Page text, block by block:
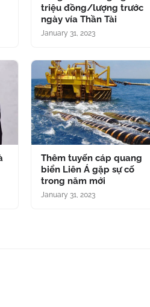
triệu đồng/lượng trước
ngày vía Thần Tài
January 31, 2023
Thêm tuyến cáp quang
biển Liên Á gặp sự cố
trong năm mới
January 31, 2023